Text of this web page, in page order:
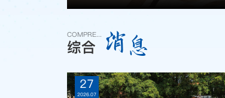
COMPRE...
综合 消息
27
2026.07